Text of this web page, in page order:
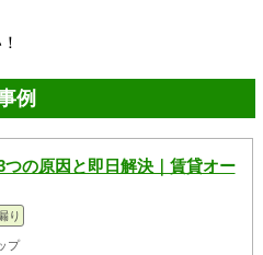
例
の原因と即日解決｜賃貸オー
り
プ